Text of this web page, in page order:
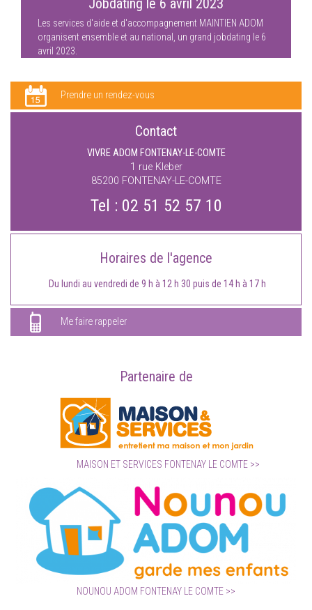
Jobdating le 6 avril 2023
Les services d'aide et d'accompagnement MAINTIEN ADOM
organisent ensemble et au national, un grand jobdating le 6
avril 2023.
Prendre un rendez-vous
Contact
VIVRE ADOM FONTENAY-LE-COMTE
1 rue Kleber
85200 FONTENAY-LE-COMTE
Tel : 02 51 52 57 10
Horaires de l'agence
Du lundi au vendredi de 9 h à 12 h 30 puis de 14 h à 17 h
Me faire rappeler
Partenaire de
MAISON ET SERVICES FONTENAY LE COMTE
NOUNOU ADOM FONTENAY LE COMTE